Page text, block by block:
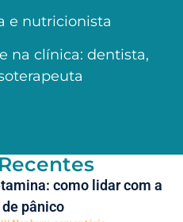
e nutricionista
na clínica: dentista,
como lidar com a
pânico